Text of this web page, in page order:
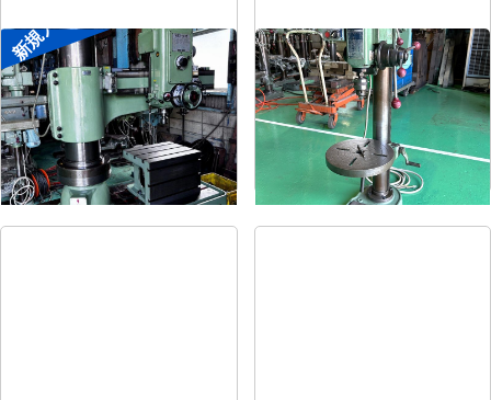
新規入荷
ラジアルボール盤
メーカー 森精機
形 式 YR3-115
年 式-
卓上ボール盤
メーカー 吉良
形 式KRT-340
式-